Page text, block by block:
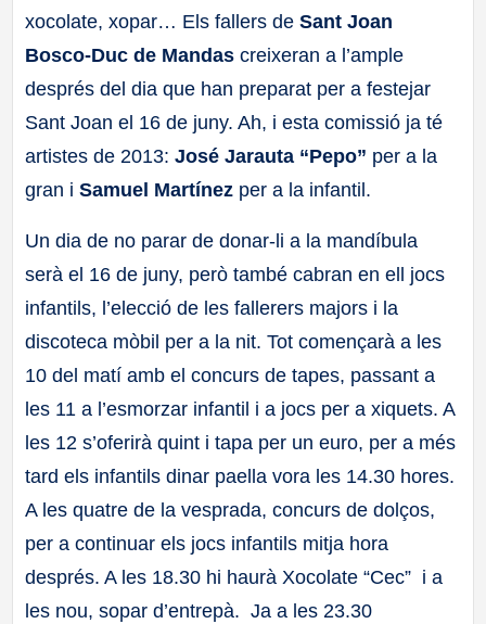
xocolate, xopar… Els fallers deSant Joan
Bosco-Duc de Mandas creixeran a l’ample
després del dia que han preparat per a festejar
Sant Joan el 16 de juny. Ah, i esta comissió ja té
artistes de 2013:José Jarauta “Pepo” per a la
gran iSamuel Martínez per a la infantil.
Un dia de no parar de donar-li a la mandíbula
serà el 16 de juny, però també cabran en ell jocs
infantils, l’elecció de les fallerers majors i la
discoteca mòbil per a la nit. Tot començarà a les
10 del matí amb el concurs de tapes, passant a
les 11 a l’esmorzar infantil i a jocs per a xiquets. A
les 12 s’oferirà quint i tapa per un euro, per a més
tard els infantils dinar paella vora les 14.30 hores.
A les quatre de la vesprada, concurs de dolços,
per a continuar els jocs infantils mitja hora
després. A les 18.30 hi haurà Xocolate “Cec” i a
les nou, sopar d’entrepà. Ja a les 23.30